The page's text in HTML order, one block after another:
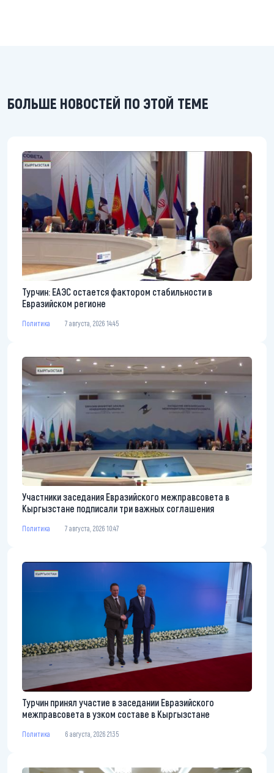
БОЛЬШЕ НОВОСТЕЙ ПО ЭТОЙ ТЕМЕ
Турчин: ЕАЭС остается фактором стабильности в
Евразийском регионе
Политика 7 августа, 2026 14:45
Участники заседания Евразийского межправсовета в
Кыргызстане подписали три важных соглашения
Политика 7 августа, 2026 10:47
Турчин принял участие в заседании Евразийского
межправсовета в узком составе в Кыргызстане
Политика 6 августа, 2026 21:35